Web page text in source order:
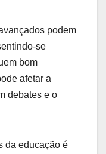
podem
se
bom
afetar a
debates e o
da educação é